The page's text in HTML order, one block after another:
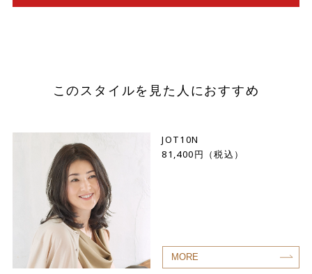
このスタイルを見た人におすすめ
JOT10N
81,400円（税込）
MORE